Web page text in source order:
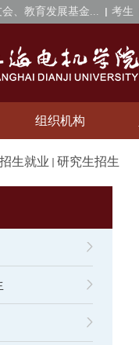
会、教育发展基金... 考生
组织机构
招生就业 研究生招生